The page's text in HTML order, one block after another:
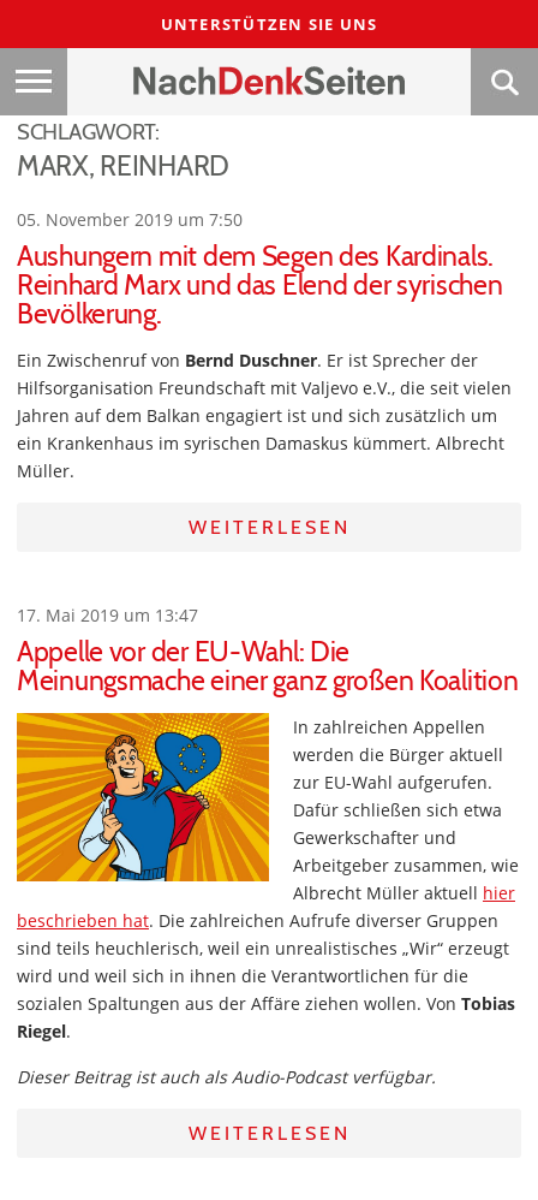
UNTERSTÜTZEN SIE UNS
SCHLAGWORT:
MARX, REINHARD
05. November 2019 um 7:50
Aushungern mit dem Segen des Kardinals.
Reinhard Marx und das Elend der syrischen
Bevölkerung.
Ein Zwischenruf von Bernd Duschner. Er ist Sprecher der
Hilfsorganisation Freundschaft mit Valjevo e.V., die seit vielen
Jahren auf dem Balkan engagiert ist und sich zusätzlich um
ein Krankenhaus im syrischen Damaskus kümmert. Albrecht
Müller.
WEITERLESEN
17. Mai 2019 um 13:47
Appelle vor der EU-Wahl: Die
Meinungsmache einer ganz großen Koalition
In zahlreichen Appellen
werden die Bürger aktuell
zur EU-Wahl aufgerufen.
Dafür schließen sich etwa
Gewerkschafter und
Arbeitgeber zusammen, wie
Albrecht Müller aktuell hier
beschrieben hat. Die zahlreichen Aufrufe diverser Gruppen
sind teils heuchlerisch, weil ein unrealistisches „Wir“ erzeugt
wird und weil sich in ihnen die Verantwortlichen für die
sozialen Spaltungen aus der Affäre ziehen wollen. Von Tobias
Riegel.
Dieser Beitrag ist auch als Audio-Podcast verfügbar.
WEITERLESEN